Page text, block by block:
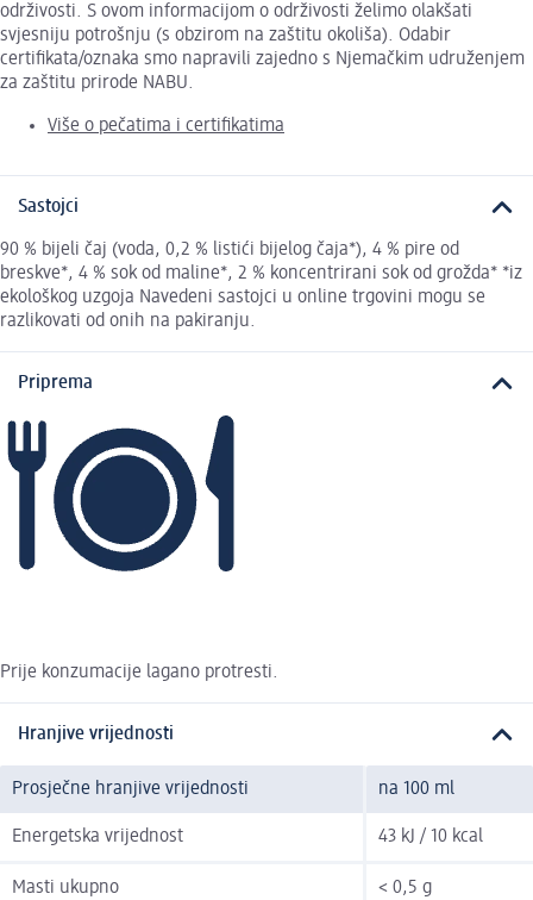
održivosti. S ovom informacijom o održivosti želimo olakšati
svjesniju potrošnju (s obzirom na zaštitu okoliša). Odabir
certifikata/oznaka smo napravili zajedno s Njemačkim udruženjem
za zaštitu prirode NABU.
Više o pečatima i certifikatima
Sastojci
90 % bijeli čaj (voda, 0,2 % listići bijelog čaja*), 4 % pire od
breskve*, 4 % sok od maline*, 2 % koncentrirani sok od grožda* *iz
ekološkog uzgoja Navedeni sastojci u online trgovini mogu se
razlikovati od onih na pakiranju.
Priprema
Prije konzumacije lagano protresti.
Hranjive vrijednosti
Prosječne hranjive vrijednosti na 100 ml
Energetska vrijednost 43 kJ / 10 kcal
Masti ukupno < 0,5 g